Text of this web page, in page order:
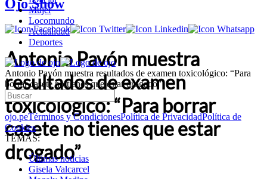
Mujer
Locomundo
Actualidad
Deportes
Antonio Pavón muestra resultados de examen toxicológico: “Para
borrar casete no tienes que estar drogado”
ojo.peTérminos y CondicionesPolítica de PrivacidadPolítica de
Cookies
TEMAS:
Últimas noticias
Gisela Valcarcel
Ojo Show
Antonio Pavón muestra
resultados de examen
toxicológico: “Para borrar
casete no tienes que estar
drogado”